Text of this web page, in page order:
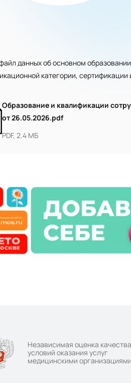
данных об основном
категории,
Образование и квалификации
от 26.05.2026.pdf
PDF, 2.4 МБ
Независимая оценка качества
условий оказания услуг
медицинскими организациями